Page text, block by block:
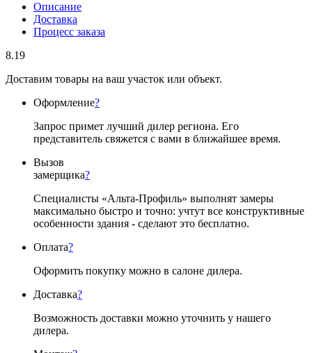
Описание
Доставка
Процесс заказа
8.19
Доставим товары на ваш участок или объект.
Оформление?
Запрос примет лучший дилер региона. Его
представитель свяжется с вами в ближайшее время.
Вызов
замерщика?
Специалисты «Альта-Профиль» выполнят замеры
максимально быстро и точно: учтут все конструктивные
особенности здания - сделают это бесплатно.
Оплата?
Оформить покупку можно в салоне дилера.
Доставка?
Возможность доставки можно уточнить у нашего
дилера.